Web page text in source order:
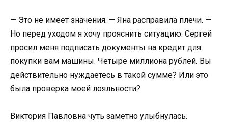
— Это не имеет значения. — Яна расправила плечи. —
Но перед уходом я хочу прояснить ситуацию. Сергей
просил меня подписать документы на кредит для
покупки вам машины. Четыре миллиона рублей. Вы
действительно нуждаетесь в такой сумме? Или это
была проверка моей лояльности?
Виктория Павловна чуть заметно улыбнулась.